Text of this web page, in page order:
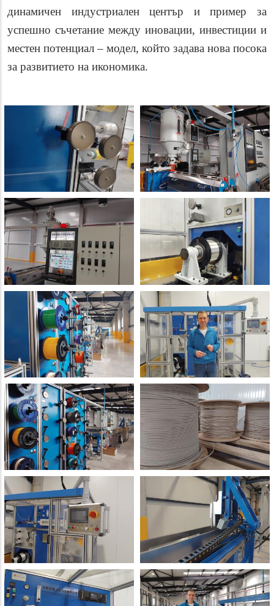
динамичен индустриален център и пример за
успешно съчетание между иновации, инвестиции и
местен потенциал – модел, който задава нова посока
за развитието на икономика.